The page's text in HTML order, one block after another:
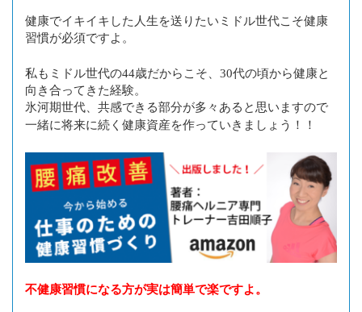
健康でイキイキした人生を送りたいミドル世代こそ健康
習慣が必須ですよ。
私もミドル世代の44歳だからこそ、30代の頃から健康と
向き合ってきた経験。
氷河期世代、共感できる部分が多々あると思いますので
一緒に将来に続く健康資産を作っていきましょう！！
不健康習慣になる方が実は簡単で楽ですよ。